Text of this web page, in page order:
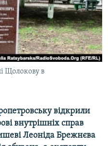
Щолокову в
відкрили
внутрішніх справ
Леоніда Брежнєва